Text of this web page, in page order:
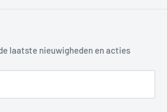
laatste nieuwigheden en acties